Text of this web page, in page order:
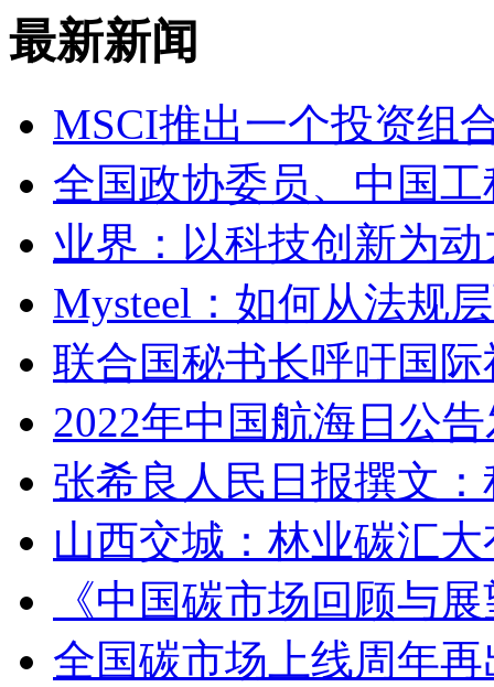
最新新闻
MSCI推出一个投资组
全国政协委员、中国
业界：以科技创新为
Mysteel：如何从法规
联合国秘书长呼吁国
2022年中国航海日公
张希良人民日报撰文
山西交城：林业碳汇
《中国碳市场回顾与
全国碳市场上线周年